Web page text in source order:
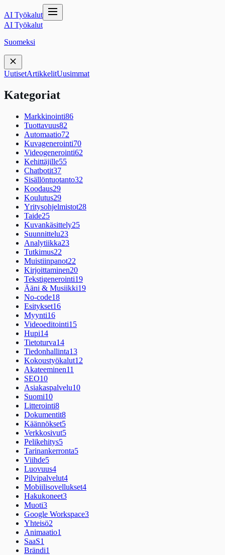
AI Työkalut
AI Työkalut
Suomeksi
UutisetArtikkelitUusimmat
Kategoriat
Markkinointi86
Tuottavuus82
Automaatio72
Kuvagenerointi70
Videogenerointi62
Kehittäjille55
Chatbotit37
Sisällöntuotanto32
Koodaus29
Koulutus29
Yritysohjelmistot28
Taide25
Kuvankäsittely25
Suunnittelu23
Analytiikka23
Tutkimus22
Muistiinpanot22
Kirjoittaminen20
Tekstigenerointi19
Ääni & Musiikki19
No-code18
Esitykset16
Myynti16
Videoeditointi15
Hupi14
Tietoturva14
Tiedonhallinta13
Kokoustyökalut12
Akateeminen11
SEO10
Asiakaspalvelu10
Suomi10
Litterointi8
Dokumentit8
Käännökset5
Verkkosivut5
Pelikehitys5
Tarinankerronta5
Viihde5
Luovuus4
Pilvipalvelut4
Mobiilisovellukset4
Hakukoneet3
Muoti3
Google Workspace3
Yhteisö2
Animaatio1
SaaS1
Brändi1